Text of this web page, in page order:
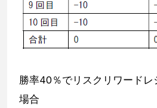
勝率40％でリスクリワードレ
場合